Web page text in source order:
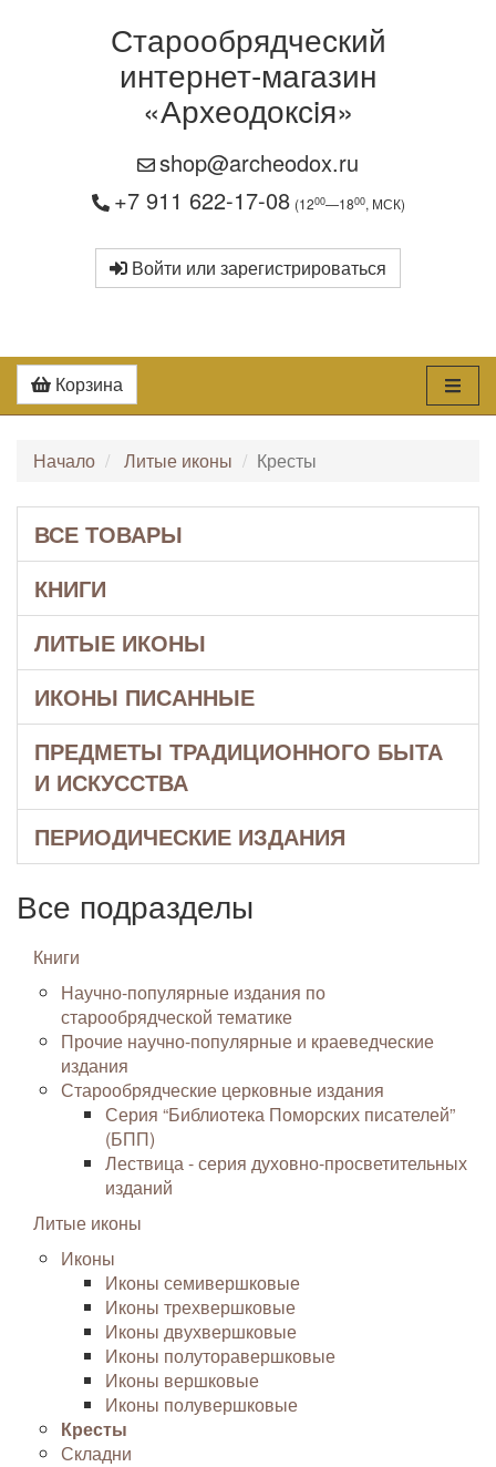
Старообрядческий
интернет-магазин
«Археодоксiя»
shop@archeodox.ru
+7 911 622-17-08 (1200—1800, МСК)
Войти или зарегистрироваться
Корзина
Начало Литые иконы Кресты
ВСЕ ТОВАРЫ
КНИГИ
ЛИТЫЕ ИКОНЫ
ИКОНЫ ПИСАННЫЕ
ПРЕДМЕТЫ ТРАДИЦИОННОГО БЫТА
И ИСКУССТВА
ПЕРИОДИЧЕСКИЕ ИЗДАНИЯ
Все подразделы
Книги
Научно-популярные издания по
старообрядческой тематике
Прочие научно-популярные и краеведческие
издания
Старообрядческие церковные издания
Серия “Библиотека Поморских писателей”
(БПП)
Лествица - серия духовно-просветительных
изданий
Литые иконы
Иконы
Иконы семивершковые
Иконы трехвершковые
Иконы двухвершковые
Иконы полуторавершковые
Иконы вершковые
Иконы полувершковые
Кресты
Складни